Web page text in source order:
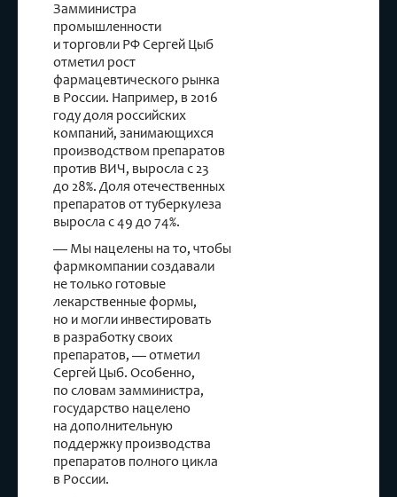
Замминистра
промышленности
и торговли РФ Сергей Цыб
отметил рост
фармацевтического рынка
в России. Например, в 2016
году доля российских
компаний, занимающихся
производством препаратов
против ВИЧ, выросла с 23
до 28%. Доля отечественных
препаратов от туберкулеза
выросла с 49 до 74%.
— Мы нацелены на то, чтобы
фармкомпании создавали
не только готовые
лекарственные формы,
но и могли инвестировать
в разработку своих
препаратов, — отметил
Сергей Цыб. Особенно,
по словам замминистра,
государство нацелено
на дополнительную
поддержку производства
препаратов полного цикла
в России.